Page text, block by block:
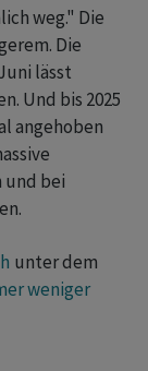
weg." Die
Die
lässt
Und bis 2025
angehoben
und bei
unter dem
weniger